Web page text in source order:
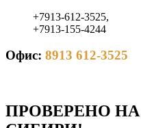
+7913-612-3525,
+7913-155-4244
Офис: 8913 612-3525
ПРОВЕРЕНО